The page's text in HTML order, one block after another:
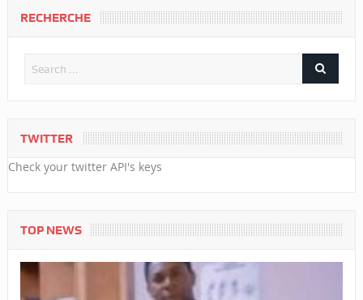
RECHERCHE
TWITTER
Check your twitter API's keys
TOP NEWS